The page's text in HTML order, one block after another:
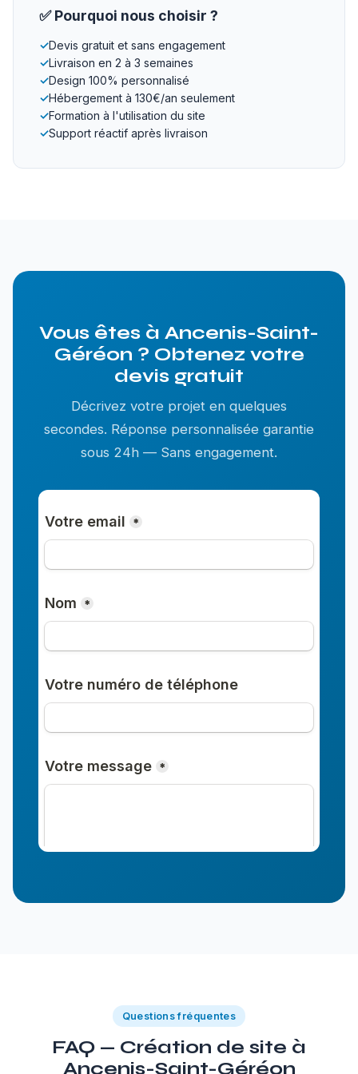
✅ Pourquoi nous choisir ?
✓Devis gratuit et sans engagement
✓Livraison en 2 à 3 semaines
✓Design 100% personnalisé
✓Hébergement à 130€/an seulement
✓Formation à l'utilisation du site
✓Support réactif après livraison
Vous êtes à Ancenis-Saint-
Géréon ? Obtenez votre
devis gratuit
Décrivez votre projet en quelques
secondes. Réponse personnalisée garantie
sous 24h — Sans engagement.
Questions fréquentes
FAQ — Création de site à
Ancenis-Saint-Géréon